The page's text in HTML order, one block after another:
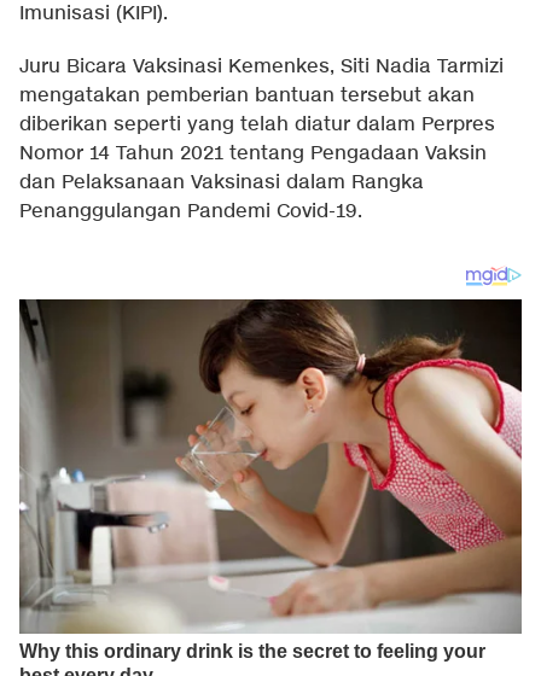
Imunisasi (KIPI).
Juru Bicara Vaksinasi Kemenkes, Siti Nadia Tarmizi
mengatakan pemberian bantuan tersebut akan
diberikan seperti yang telah diatur dalam Perpres
Nomor 14 Tahun 2021 tentang Pengadaan Vaksin
dan Pelaksanaan Vaksinasi dalam Rangka
Penanggulangan Pandemi Covid-19.